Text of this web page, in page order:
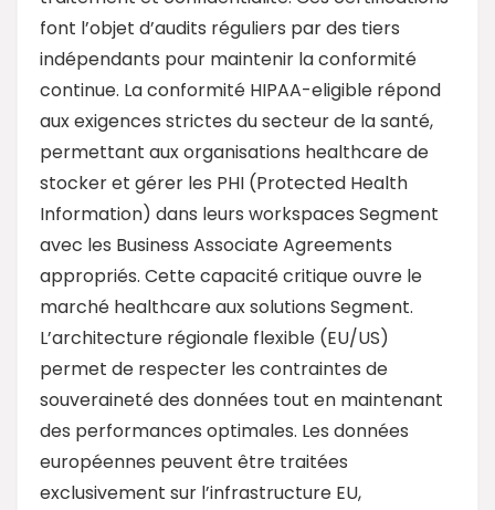
font l’objet d’audits réguliers par des tiers
indépendants pour maintenir la conformité
continue. La conformité HIPAA-eligible répond
aux exigences strictes du secteur de la santé,
permettant aux organisations healthcare de
stocker et gérer les PHI (Protected Health
Information) dans leurs workspaces Segment
avec les Business Associate Agreements
appropriés. Cette capacité critique ouvre le
marché healthcare aux solutions Segment.
L’architecture régionale flexible (EU/US)
permet de respecter les contraintes de
souveraineté des données tout en maintenant
des performances optimales. Les données
européennes peuvent être traitées
exclusivement sur l’infrastructure EU,